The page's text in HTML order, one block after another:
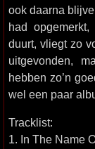
ook daarna
had
duurt, vliegt zo
uitgevonden,
hebben zo’n
wel een paar
Tracklist:
1. In The Name